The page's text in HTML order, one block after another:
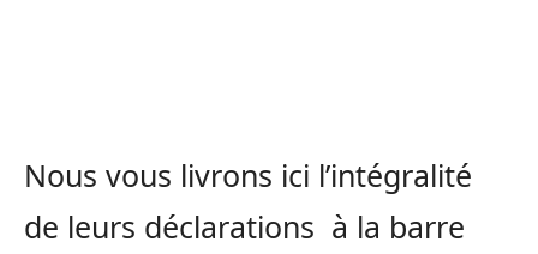
Nous vous livrons ici l’intégralité
de leurs déclarations à la barre